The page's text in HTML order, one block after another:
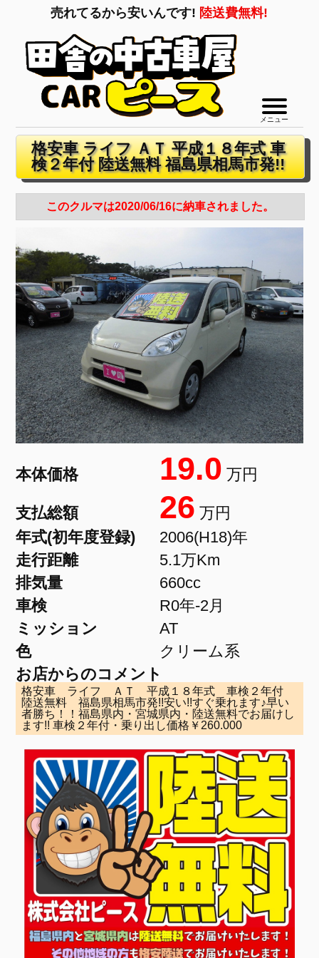
売れてるから安いんです! 陸送費無料!
メニュー
格安車 ライフ ＡＴ 平成１８年式 車
検２年付 陸送無料 福島県相馬市発!!
このクルマは2020/06/16に納車されました。
本体価格 19.0 万円
支払総額 26 万円
年式(初年度登録)
2006(H18)年
走行距離
5.1万Km
排気量
660cc
車検
R0年-2月
ミッション
AT
色
クリーム系
お店からのコメント
格安車 ライフ ＡＴ 平成１８年式 車検２年付
陸送無料 福島県相馬市発!!安い!!すぐ乗れます♪早い
者勝ち！！福島県内・宮城県内・陸送無料でお届けし
ます!! 車検２年付・乗り出し価格￥260.000